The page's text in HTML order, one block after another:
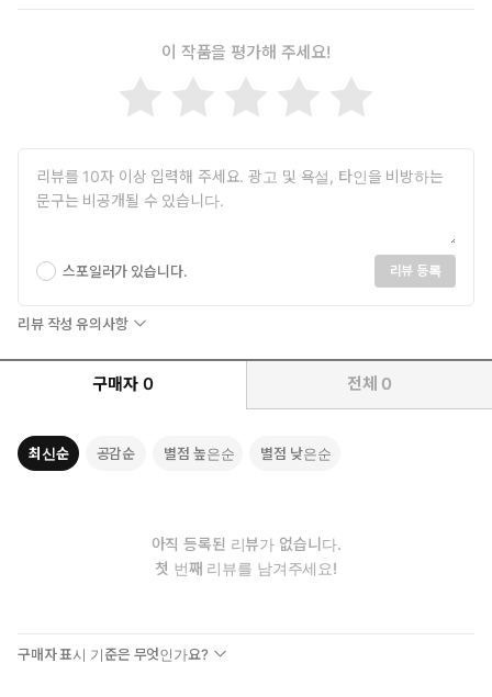
이 작품을 평가해 주세요!
스포일러가 있습니다. 리뷰 등록
리뷰 작성 유의사항
구매자 0 전체 0
최신순 공감순 별점 높은순 별점 낮은순
아직 등록된 리뷰가 없습니다.
첫 번째 리뷰를 남겨주세요!
구매자 표시 기준은 무엇인가요?